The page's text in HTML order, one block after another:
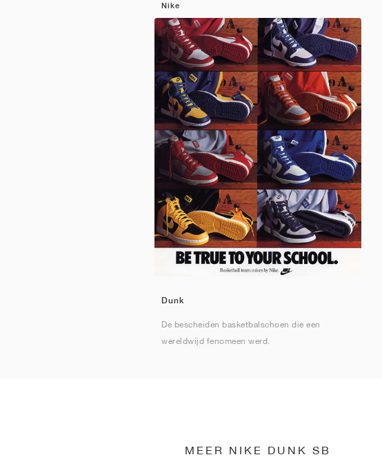
Nike
Dunk
De bescheiden basketbalschoen die een
wereldwijd fenomeen werd.
MEER NIKE DUNK SB